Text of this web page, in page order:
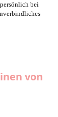
bei
von